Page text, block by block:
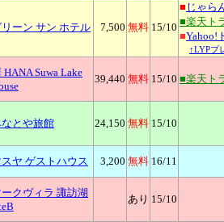
リーン サン ホテル 7,500 無料 15/10
■ じゃら
■楽天ト
■Yahoo!
↑LYPプ
HANA Suwa Lake
39,440 無料 15/10 ■楽天ト
とや旅館 24,150 無料 15/10
スヤ ゲストハウス 3,200 無料 16/11
ークヴィラ 諏訪湖
あり 15/10